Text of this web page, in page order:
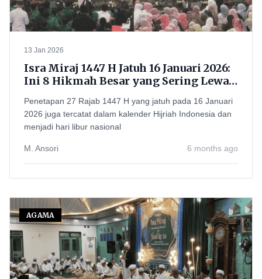
13 Jan 2026
Isra Miraj 1447 H Jatuh 16 Januari 2026:
Ini 8 Hikmah Besar yang Sering Lewat
Penetapan 27 Rajab 1447 H yang jatuh pada 16 Januari
2026 juga tercatat dalam kalender Hijriah Indonesia dan
menjadi hari libur nasional
M. Ansori 6 months ago
AGAMA